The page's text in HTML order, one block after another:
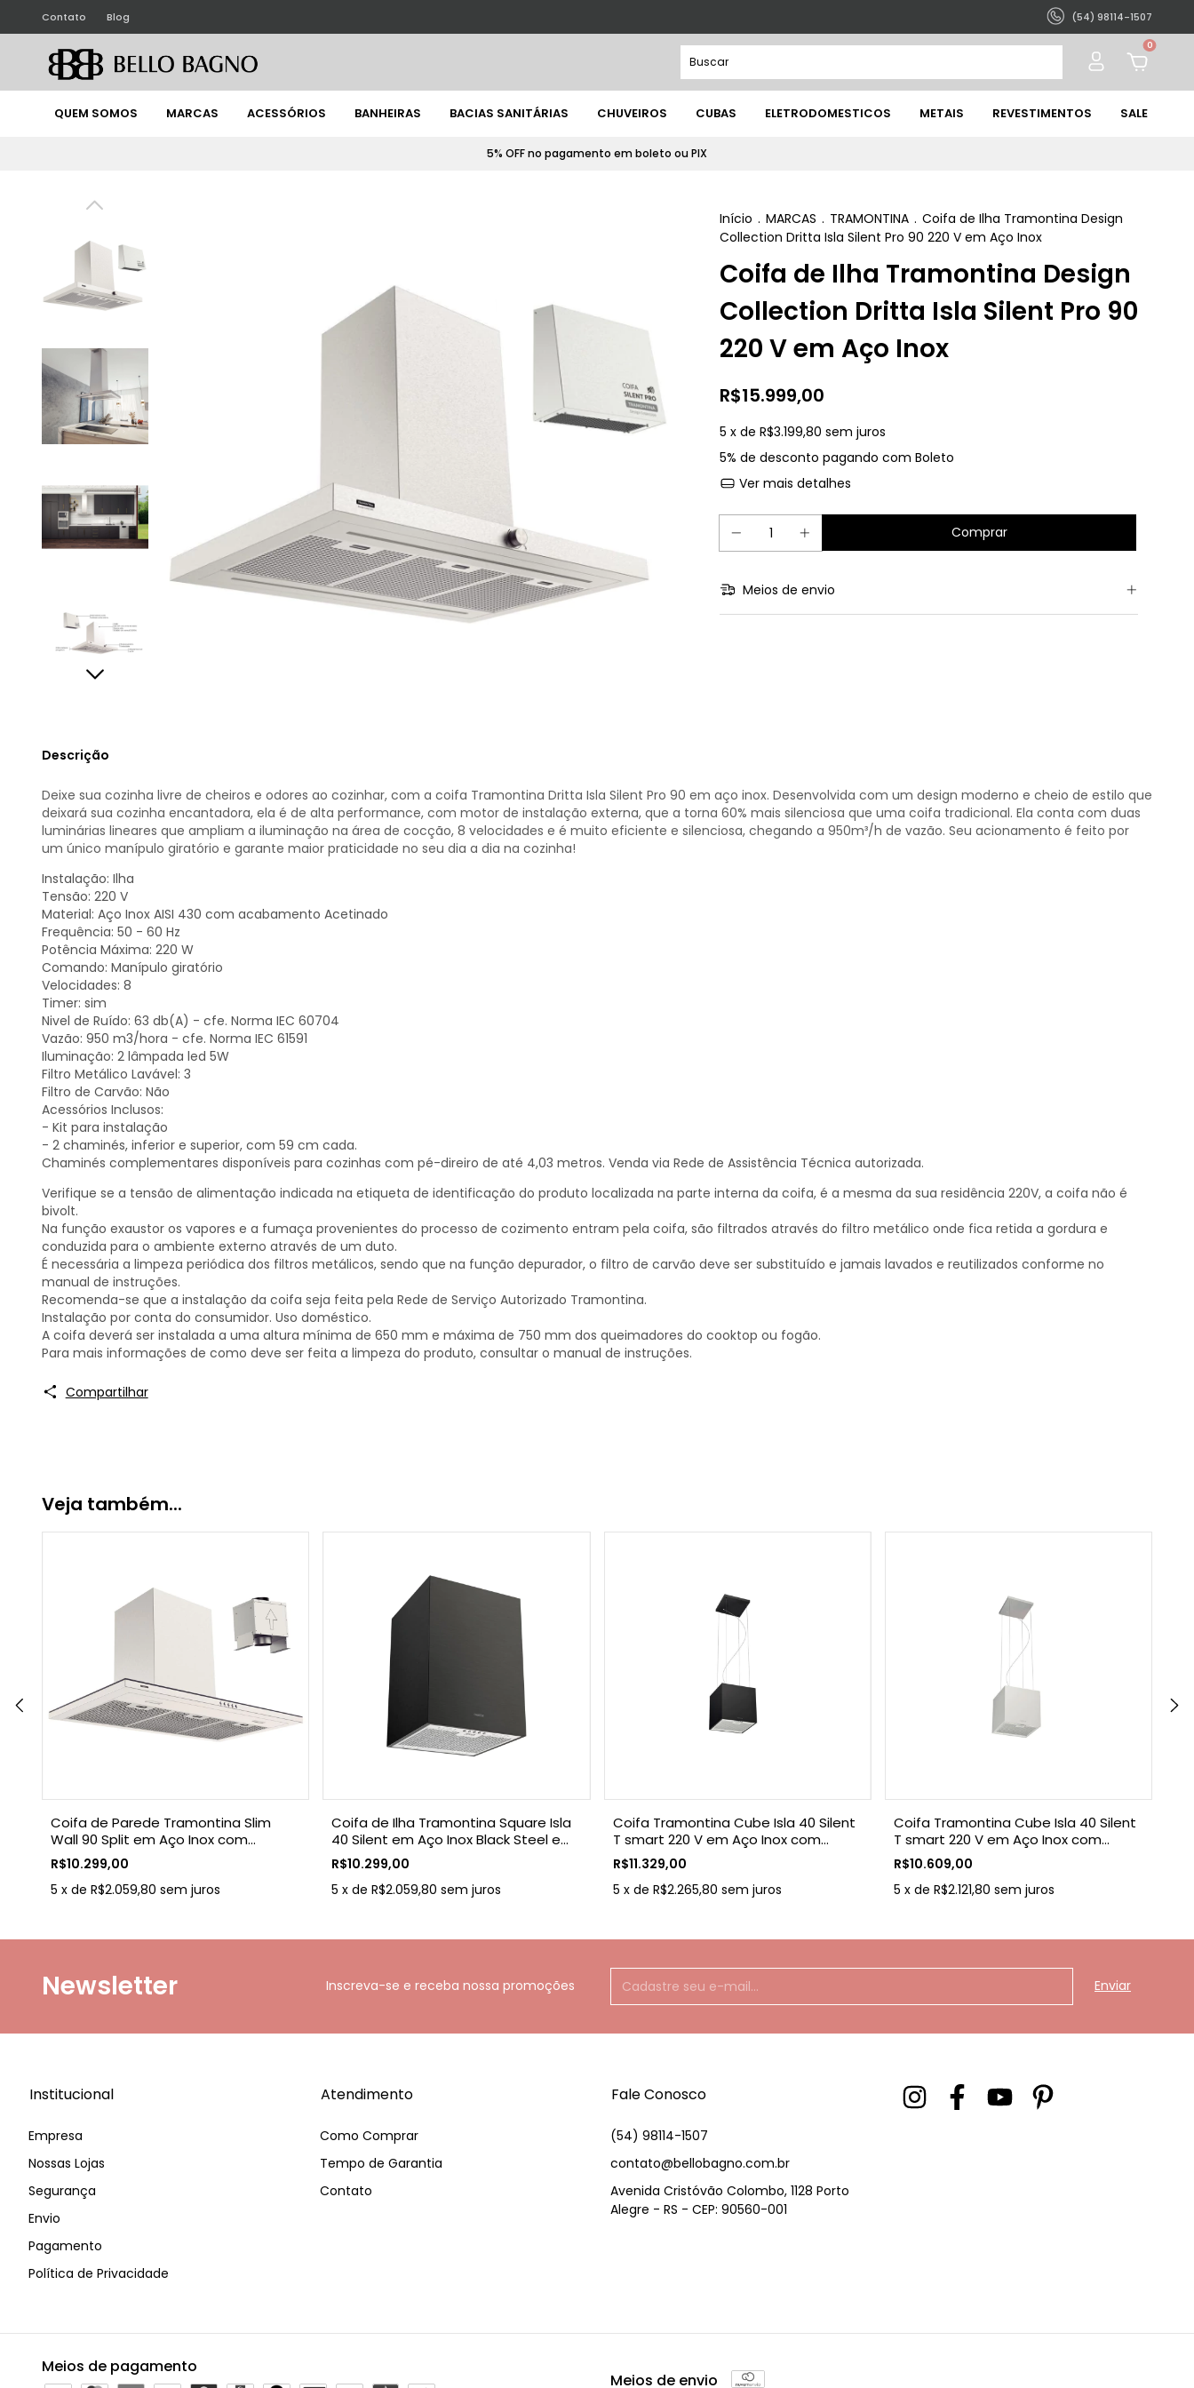
Contato Blog (54) 98114-1507
0
QUEM SOMOS MARCAS ACESSÓRIOS BANHEIRAS BACIAS SANITÁRIAS CHUVEIROS CUBAS ELETRODOMESTICOS METAIS REVESTIMENTOS SALE
5% OFF no pagamento em boleto ou PIX
Início . MARCAS . TRAMONTINA . Coifa de Ilha Tramontina Design
Collection Dritta Isla Silent Pro 90 220 V em Aço Inox
Coifa de Ilha Tramontina Design
Collection Dritta Isla Silent Pro 90
220 V em Aço Inox
R$15.999,00
5 x de R$3.199,80 sem juros
5% de desconto pagando com Boleto
Ver mais detalhes
Meios de envio
Descrição
Deixe sua cozinha livre de cheiros e odores ao cozinhar, com a coifa Tramontina Dritta Isla Silent Pro 90 em aço inox. Desenvolvida com um design moderno e cheio de estilo que
deixará sua cozinha encantadora, ela é de alta performance, com motor de instalação externa, que a torna 60% mais silenciosa que uma coifa tradicional. Ela conta com duas
luminárias lineares que ampliam a iluminação na área de cocção, 8 velocidades e é muito eficiente e silenciosa, chegando a 950m³/h de vazão. Seu acionamento é feito por
um único manípulo giratório e garante maior praticidade no seu dia a dia na cozinha!
Instalação: Ilha
Tensão: 220 V
Material: Aço Inox AISI 430 com acabamento Acetinado
Frequência: 50 - 60 Hz
Potência Máxima: 220 W
Comando: Manípulo giratório
Velocidades: 8
Timer: sim
Nivel de Ruído: 63 db(A) - cfe. Norma IEC 60704
Vazão: 950 m3/hora - cfe. Norma IEC 61591
Iluminação: 2 lâmpada led 5W
Filtro Metálico Lavável: 3
Filtro de Carvão: Não
Acessórios Inclusos:
- Kit para instalação
- 2 chaminés, inferior e superior, com 59 cm cada.
Chaminés complementares disponíveis para cozinhas com pé-direiro de até 4,03 metros. Venda via Rede de Assistência Técnica autorizada.
Verifique se a tensão de alimentação indicada na etiqueta de identificação do produto localizada na parte interna da coifa, é a mesma da sua residência 220V, a coifa não é
bivolt.
Na função exaustor os vapores e a fumaça provenientes do processo de cozimento entram pela coifa, são filtrados através do filtro metálico onde fica retida a gordura e
conduzida para o ambiente externo através de um duto.
É necessária a limpeza periódica dos filtros metálicos, sendo que na função depurador, o filtro de carvão deve ser substituído e jamais lavados e reutilizados conforme no
manual de instruções.
Recomenda-se que a instalação da coifa seja feita pela Rede de Serviço Autorizado Tramontina.
Instalação por conta do consumidor. Uso doméstico.
A coifa deverá ser instalada a uma altura mínima de 650 mm e máxima de 750 mm dos queimadores do cooktop ou fogão.
Para mais informações de como deve ser feita a limpeza do produto, consultar o manual de instruções.
Compartilhar
Veja também...
Coifa de Parede Tramontina Slim
Wall 90 Split em Aço Inox com
Acabamento Acetinado 220 V
R$10.299,00
5 x de R$2.059,80 sem juros
Coifa de Ilha Tramontina Square Isla
40 Silent em Aço Inox Black Steel e
tratamento anti digitais 40 cm 220 V
R$10.299,00
5 xdeR$2.059,80 sem juros
Coifa Tramontina Cube Isla 40 Silent
T smart 220 V em Aço Inox com
Acabamento Black Steel
R$11.329,00
5 x de R$2.265,80 sem juros
Coifa Tramontina Cube Isla 40 Silent
T smart 220 V em Aço Inox com
Acabamento Acetinado
R$10.609,00
5 x de R$2.121,80 sem juros
Newsletter Inscreva-se e receba nossa promoções
Institucional
Empresa
Nossas Lojas
Segurança
Envio
Pagamento
Política de Privacidade
Atendimento
Como Comprar
Tempo de Garantia
Contato
Fale Conosco
(54) 98114-1507
contato@bellobagno.com.br
Avenida Cristóvão Colombo, 1128 Porto
Alegre - RS - CEP: 90560-001
Meios de pagamento
Meios de envio